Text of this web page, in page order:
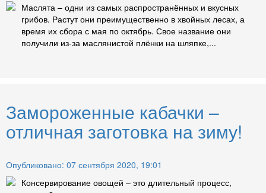
Маслята – одни из самых распространённых и вкусных
грибов. Растут они преимущественно в хвойных лесах, а
время их сбора с мая по октябрь. Свое название они
получили из-за маслянистой плёнки на шляпке,...
Замороженные кабачки –
отличная заготовка на зиму!
Опубликовано: 07 сентября 2020, 19:01
Консервирование овощей – это длительный процесс,